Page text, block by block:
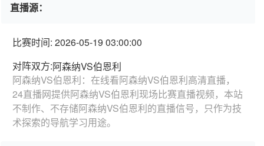
直播源：
比赛时间: 2026-05-19 03:00:00
对阵双方:阿森纳VS伯恩利
阿森纳VS伯恩利：在线看阿森纳VS伯恩利高清直播，
24直播网提供阿森纳VS伯恩利现场比赛直播视频，本站
不制作、不存储阿森纳VS伯恩利的直播信号，只作为技
术探索的导航学习用途。